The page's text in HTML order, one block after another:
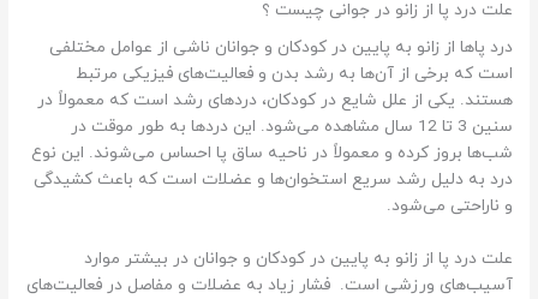
علت درد پا از زانو در جوانی چیست ؟
درد پاها از زانو به پایین در کودکان و جوانان ناشی از عوامل مختلفی
است که برخی از آن‌ها به رشد بدن و فعالیت‌های فیزیکی مرتبط
هستند. یکی از علل شایع در کودکان، دردهای رشد است که معمولاً در
سنین 3 تا 12 سال مشاهده می‌شود. این دردها به طور موقت در
شب‌ها بروز کرده و معمولاً در ناحیه ساق پا احساس می‌شوند. این نوع
درد به دلیل رشد سریع استخوان‌ها و عضلات است که باعث کشیدگی
و ناراحتی می‌شود.
علت درد پا از زانو به پایین در کودکان و جوانان در بیشتر موارد
آسیب‌های ورزشی است. فشار زیاد به عضلات و مفاصل در فعالیت‌های